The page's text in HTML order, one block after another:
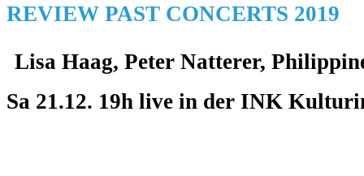
REVIEW PAST CONCERTS 2019
Lisa Haag, Peter Natterer,
Sa 21.12. 19h live in der INK